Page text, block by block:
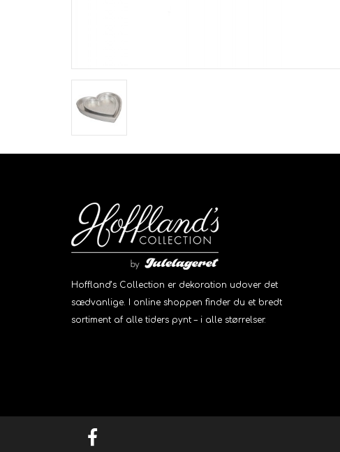
Hoffland’s Collection er dekoration udover det
sædvanlige. I online shoppen finder du et bredt
sortiment af alle tiders pynt – i alle størrelser.